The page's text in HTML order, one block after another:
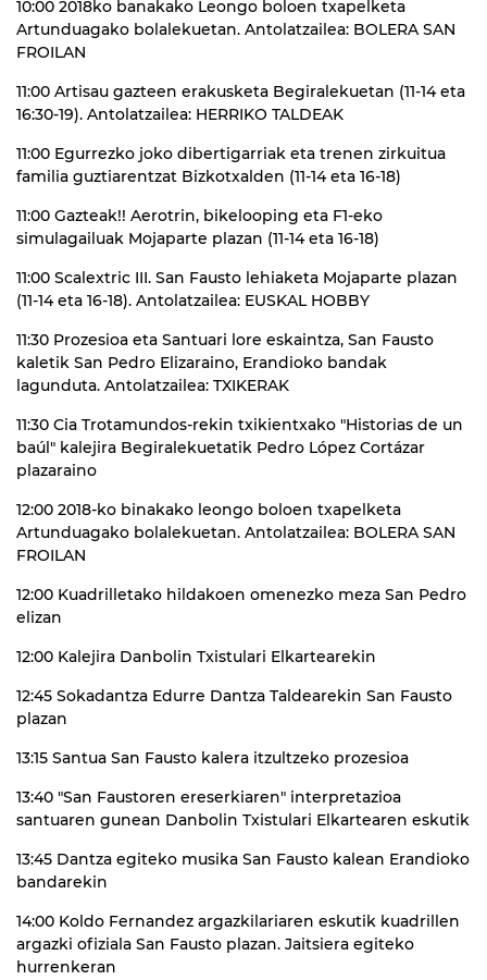
10:00 2018ko banakako Leongo boloen txapelketa
Artunduagako bolalekuetan. Antolatzailea: BOLERA SAN
FROILAN
11:00 Artisau gazteen erakusketa Begiralekuetan (11-14 eta
16:30-19). Antolatzailea: HERRIKO TALDEAK
11:00 Egurrezko joko dibertigarriak eta trenen zirkuitua
familia guztiarentzat Bizkotxalden (11-14 eta 16-18)
11:00 Gazteak!! Aerotrin, bikelooping eta F1-eko
simulagailuak Mojaparte plazan (11-14 eta 16-18)
11:00 Scalextric III. San Fausto lehiaketa Mojaparte plazan
(11-14 eta 16-18). Antolatzailea: EUSKAL HOBBY
11:30 Prozesioa eta Santuari lore eskaintza, San Fausto
kaletik San Pedro Elizaraino, Erandioko bandak
lagunduta. Antolatzailea: TXIKERAK
11:30 Cia Trotamundos-rekin txikientxako "Historias de un
baúl" kalejira Begiralekuetatik Pedro López Cortázar
plazaraino
12:00 2018-ko binakako leongo boloen txapelketa
Artunduagako bolalekuetan. Antolatzailea: BOLERA SAN
FROILAN
12:00 Kuadrilletako hildakoen omenezko meza San Pedro
elizan
12:00 Kalejira Danbolin Txistulari Elkartearekin
12:45 Sokadantza Edurre Dantza Taldearekin San Fausto
plazan
13:15 Santua San Fausto kalera itzultzeko prozesioa
13:40 "San Faustoren ereserkiaren" interpretazioa
santuaren gunean Danbolin Txistulari Elkartearen eskutik
13:45 Dantza egiteko musika San Fausto kalean Erandioko
bandarekin
14:00 Koldo Fernandez argazkilariaren eskutik kuadrillen
argazki ofiziala San Fausto plazan. Jaitsiera egiteko
hurrenkeran